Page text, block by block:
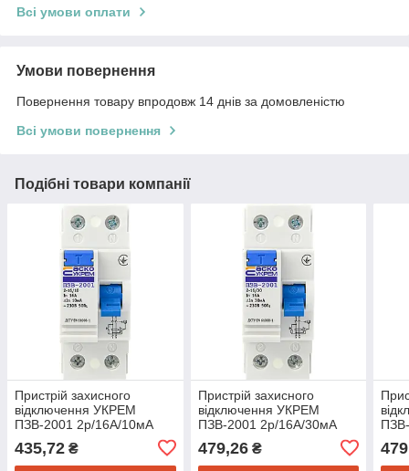
Всі умови оплати
Умови повернення
Повернення товару впродовж 14 днів за домовленістю
Всі умови повернення
Подібні товари компанії
Пристрій захисного
відключення УКРЕМ
ПЗВ-2001 2р/16А/10мА
435,72 ₴
Пристрій захисного
відключення УКРЕМ
ПЗВ-2001 2р/16А/30мА
479,26₴